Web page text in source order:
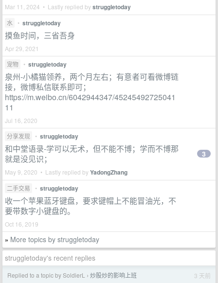
Mar 11, 2024 • Lastly replied bystruggletoday
水 • struggletoday
摸鱼时间，三省吾身
Apr 29, 2021
宠物
• struggletoday
泉州-小橘猫领养，两个月左右；有意者可看微博链
接，微博私信联系即可；
https://m.weibo.cn/6042944347/45245492725041
11
Jul 16, 2020
分享发现
• struggletoday
和中堂语录-学可以无术，但不能不博；学而不博那
就是没见识；
May 9, 2020 • Lastly replied byYadongZhang
3
二手交易 • struggletoday
收一个苹果蓝牙键盘，要求键帽上不能冒油光，不
要带数字小键盘的。
Oct 16, 2019
» More topics by struggletoday
struggletoday's recent replies
Replied to a topic by SoldierL › 炒股炒的影响上班 3 天前